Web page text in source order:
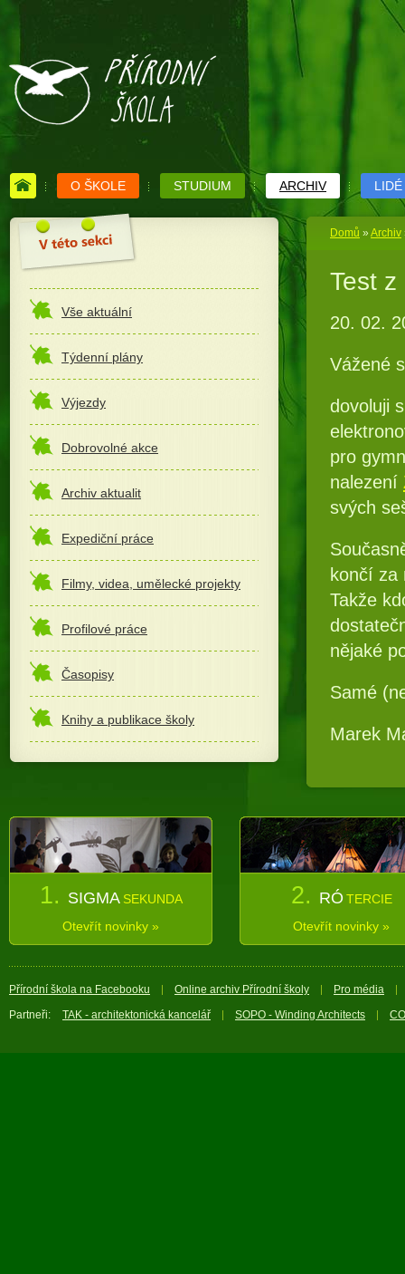
O ŠKOLE STUDIUM ARCHIV LIDÉ
Vše aktuální
Týdenní plány
Výjezdy
Dobrovolné akce
Archiv aktualit
Expediční práce
Filmy, videa, umělecké projekty
Profilové práce
Časopisy
Knihy a publikace školy
Domů » Archiv
Test z
20. 02.
Vážené
dovoluji
pro
nalezení
svých
končí za
Takže
nějaké
Samé
Marek
1. SIGMA SEKUNDA
Otevřít novinky »
2. RÓ TERCIE
Otevřít novinky »
Přírodní škola na Facebooku Online archiv Přírodní školy
Pro média
Partneři:
TAK - architektonická kancelář SOPO - Winding Architects